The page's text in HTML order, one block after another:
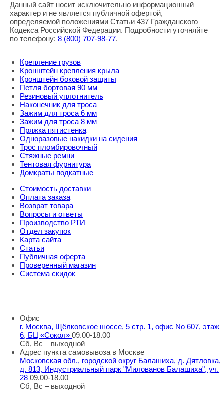
Данный сайт носит исключительно информационный
характер и не является публичной офертой,
определяемой положениями Статьи 437 Гражданского
Кодекса Российской Федерации. Подробности уточняйте
по телефону: 8 (800) 707-98-77.
Крепление грузов
Кронштейн крепления крыла
Кронштейн боковой защиты
Петля бортовая 90 мм
Резиновый уплотнитель
Наконечник для троса
Зажим для троса 6 мм
Зажим для троса 8 мм
Пряжка пятистенка
Одноразовые накидки на сидения
Трос пломбировочный
Стяжные ремни
Тентовая фурнитура
Домкраты подкатные
Стоимость доставки
Оплата заказа
Возврат товара
Вопросы и ответы
Производство РТИ
Отдел закупок
Карта сайта
Статьи
Публичная оферта
Проверенный магазин
Система скидок
Офис
г. Москва, Щёлковское шоссе, 5 стр. 1, офис No 607, этаж
6, БЦ «Сокол» 09.00-18.00
Сб, Вс – выходной
Адрес пункта самовывоза в Москве
Московская обл., городской округ Балашиха, д. Дятловка,
д. 813, Индустриальный парк "Милованов Балашиха", уч.
28 09.00-18.00
Сб, Вс – выходной